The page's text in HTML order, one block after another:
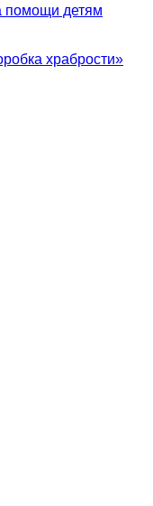
помощи детям
храбрости»